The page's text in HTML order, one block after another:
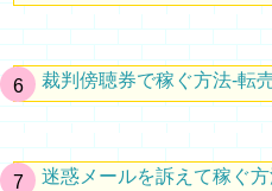
裁判傍聴券で稼ぐ方法-転
迷惑メールを訴えて稼ぐ